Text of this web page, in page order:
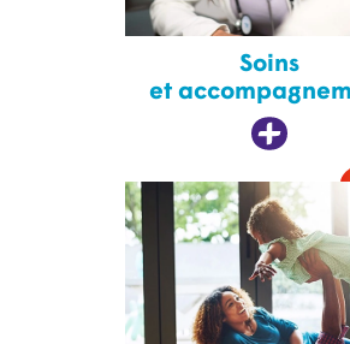
Soins
et